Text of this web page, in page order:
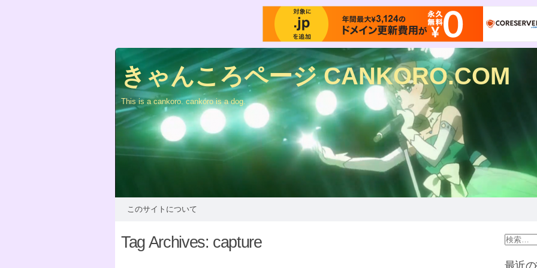
きゃんころページ CANKORO.COM
This is a cankoro. cankoro is a dog.
このサイトについて
Tag Archives: capture
最近